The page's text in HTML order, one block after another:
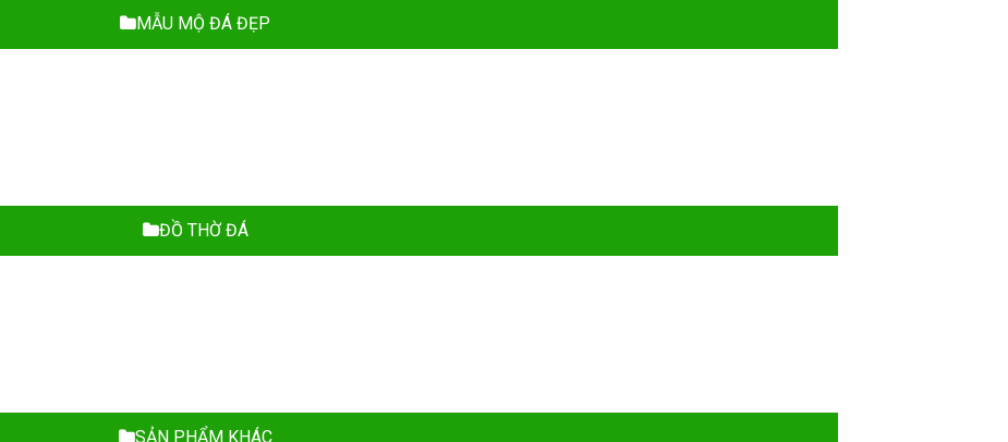
MẪU MỘ ĐÁ ĐẸP
ĐỒ THỜ ĐÁ
SẢN PHẨM KHÁC